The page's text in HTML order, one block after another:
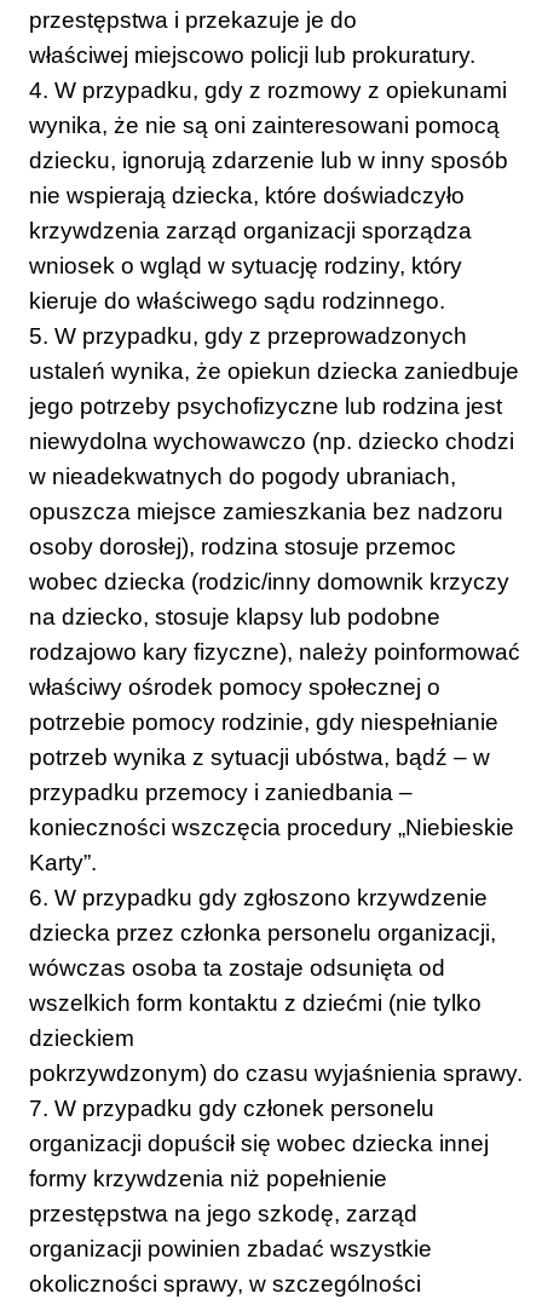
przestępstwa i przekazuje je do
właściwej miejscowo policji lub prokuratury.
4. W przypadku, gdy z rozmowy z opiekunami
wynika, że nie są oni zainteresowani pomocą
dziecku, ignorują zdarzenie lub w inny sposób
nie wspierają dziecka, które doświadczyło
krzywdzenia zarząd organizacji sporządza
wniosek o wgląd w sytuację rodziny, który
kieruje do właściwego sądu rodzinnego.
5. W przypadku, gdy z przeprowadzonych
ustaleń wynika, że opiekun dziecka zaniedbuje
jego potrzeby psychofizyczne lub rodzina jest
niewydolna wychowawczo (np. dziecko chodzi
w nieadekwatnych do pogody ubraniach,
opuszcza miejsce zamieszkania bez nadzoru
osoby dorosłej), rodzina stosuje przemoc
wobec dziecka (rodzic/inny domownik krzyczy
na dziecko, stosuje klapsy lub podobne
rodzajowo kary fizyczne), należy poinformować
właściwy ośrodek pomocy społecznej o
potrzebie pomocy rodzinie, gdy niespełnianie
potrzeb wynika z sytuacji ubóstwa, bądź – w
przypadku przemocy i zaniedbania –
konieczności wszczęcia procedury „Niebieskie
Karty”.
6. W przypadku gdy zgłoszono krzywdzenie
dziecka przez członka personelu organizacji,
wówczas osoba ta zostaje odsunięta od
wszelkich form kontaktu z dziećmi (nie tylko
dzieckiem
pokrzywdzonym) do czasu wyjaśnienia sprawy.
7. W przypadku gdy członek personelu
organizacji dopuścił się wobec dziecka innej
formy krzywdzenia niż popełnienie
przestępstwa na jego szkodę, zarząd
organizacji powinien zbadać wszystkie
okoliczności sprawy, w szczególności